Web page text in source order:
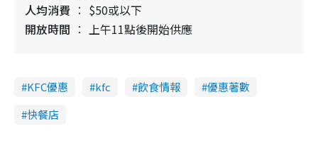
人均消費
$50或以下
開放時間
上午11點後開始供應
KFC優惠 kfc 飲食情報
優惠著數
快餐店